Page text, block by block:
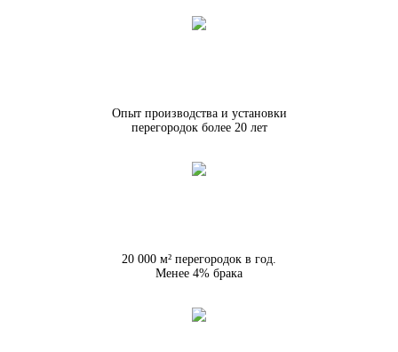
Опыт производства и установки
перегородок более 20 лет
20 000 м² перегородок в год.
Менее 4% брака